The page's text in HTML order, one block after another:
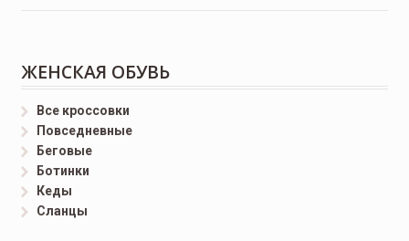
ЖЕНСКАЯ ОБУВЬ
Все кроссовки
Повседневные
Беговые
Ботинки
Кеды
Сланцы